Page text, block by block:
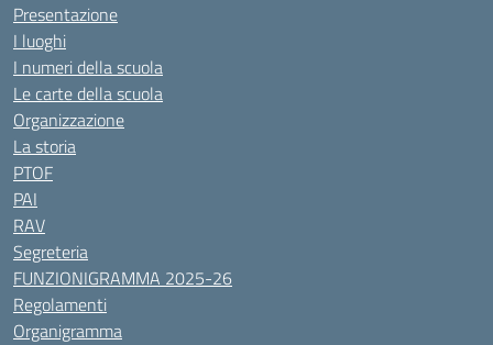
Presentazione
I luoghi
I numeri della scuola
Le carte della scuola
Organizzazione
La storia
PTOF
PAI
RAV
Segreteria
FUNZIONIGRAMMA 2025-26
Regolamenti
Organigramma